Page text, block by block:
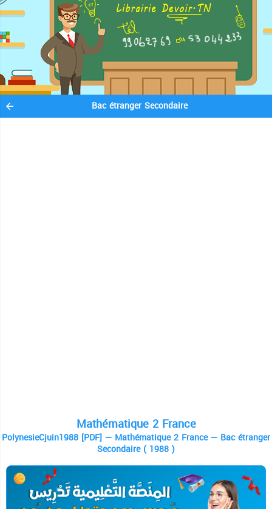
Bac étranger Secondaire
Mathématique 2 France
PolynesieCjuin1988 [PDF] — Mathématique 2 France — Bac étranger
Secondaire ( 1988 )